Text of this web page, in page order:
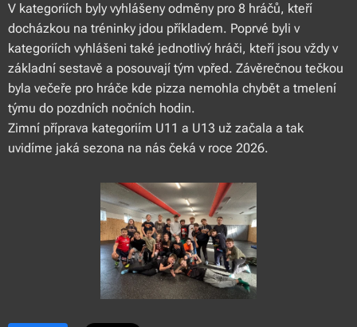
V kategoriích byly vyhlášeny odměny pro 8 hráčů, kteří
docházkou na tréninky jdou příkladem. Poprvé byli v
kategoriích vyhlášeni také jednotlivý hráči, kteří jsou vždy v
základní sestavě a posouvají tým vpřed. Závěrečnou tečkou
byla večeře pro hráče kde pizza nemohla chybět a tmelení
týmu do pozdních nočních hodin.
Zimní příprava kategoriím U11 a U13 už začala a tak
uvidíme jaká sezona na nás čeká v roce 2026.